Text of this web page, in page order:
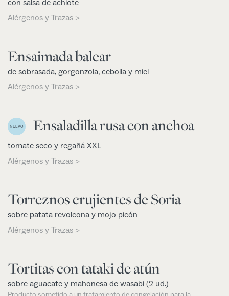
con salsa de achiote
Alérgenos y Trazas >
Ensaimada balear
de sobrasada, gorgonzola, cebolla y miel
Alérgenos y Trazas >
NUEVO Ensaladilla rusa con anchoa
tomate seco y regañá XXL
Alérgenos y Trazas >
Torreznos crujientes de Soria
sobre patata revolcona y mojo picón
Alérgenos y Trazas >
Tortitas con tataki de atún
sobre aguacate y mahonesa de wasabi (2 ud.)